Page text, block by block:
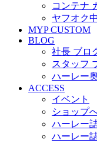
コンテナ
ヤフオク
MYP CUSTOM
BLOG
社長 ブロ
スタッフ
ハーレー
ACCESS
イベント
ショップ
ハーレー
ハーレー